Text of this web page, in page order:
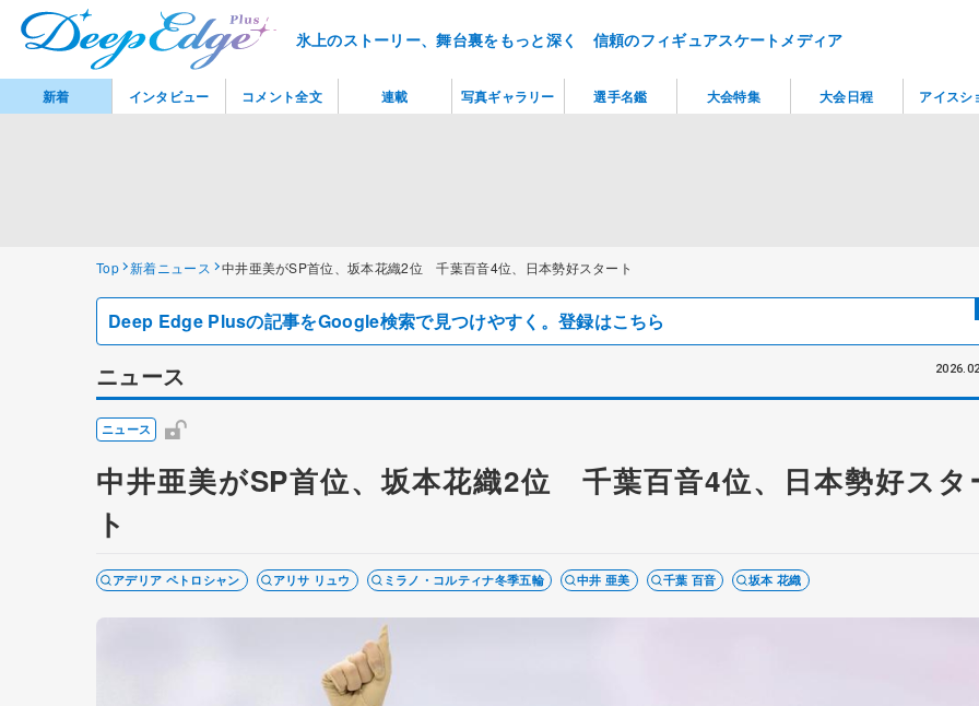
氷上のストーリー、舞台裏をもっと深く 信頼のフィギュアスケートメディア
Top 新着ニュース 中井亜美がSP首位、坂本花織2位 千葉百音4位、日本勢好スタート
Deep Edge Plusの記事をGoogle検索で見つけやすく。登録はこちら
ニュース
ニュース
中井亜美がSP首位、坂本花織2位 千葉百音4位、日本勢好スタ
ト
アデリア ペトロシャン アリサ リュウ ミラノ・コルティナ冬季五輪 中井 亜美 千葉 百音 坂本 花織
新着 インタビュー コメント全文 連載 写真ギャラリー 選手名鑑 大会特集 大会日程 アイスシ